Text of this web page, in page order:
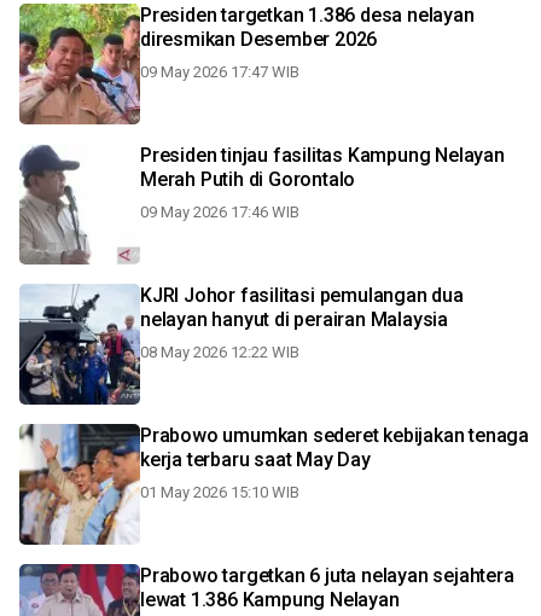
Presiden targetkan 1.386 desa nelayan
diresmikan Desember 2026
09 May 2026 17:47 WIB
Presiden tinjau fasilitas Kampung Nelayan
Merah Putih di Gorontalo
09 May 2026 17:46 WIB
KJRI Johor fasilitasi pemulangan dua
nelayan hanyut di perairan Malaysia
08 May 2026 12:22 WIB
Prabowo umumkan sederet kebijakan tenaga
kerja terbaru saat May Day
01 May 2026 15:10 WIB
Prabowo targetkan 6 juta nelayan sejahtera
lewat 1.386 Kampung Nelayan